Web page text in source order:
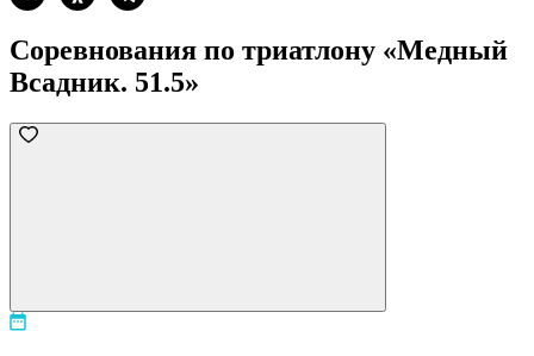
Соревнования по триатлону «Медный
Всадник. 51.5»